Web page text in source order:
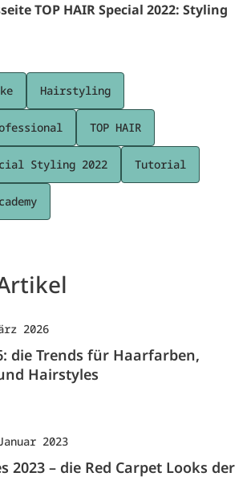
TOP HAIR Special 2022: Styling
Hairstyling
TOP HAIR
Styling 2022 Tutorial
2026
die Trends für Haarfarben,
Hairstyles
2023
2023 – die Red Carpet Looks der